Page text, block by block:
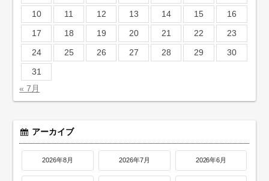
10
11 12 13 14 15
16
17
18 19 20 21 22
23
24
25 26 27 28 29
30
31
« 7月
アーカイブ
2026年8月 2026年7月 2026年6月